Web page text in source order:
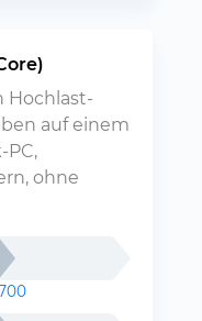
Hochlast-
auf einem
PC,
ohne